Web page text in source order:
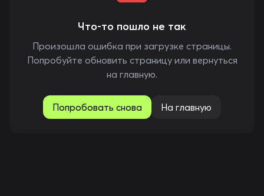
Что-то пошло не так
Произошла ошибка при загрузке страницы.
Попробуйте обновить страницу или вернуться
на главную.
Попробовать снова На главную